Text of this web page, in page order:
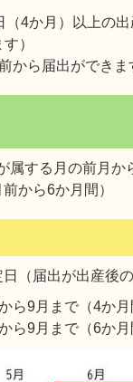
（4か月）以上の
）
から届出ができ
属する月の前月
から6か月間）
（届出が出産後
ら9月まで（4か
ら9月まで（6か